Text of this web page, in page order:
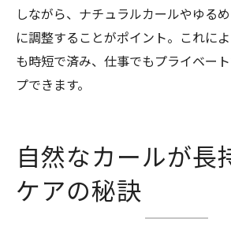
しながら、ナチュラルカールやゆる
に調整することがポイント。これに
も時短で済み、仕事でもプライベー
プできます。
自然なカールが長
ケアの秘訣